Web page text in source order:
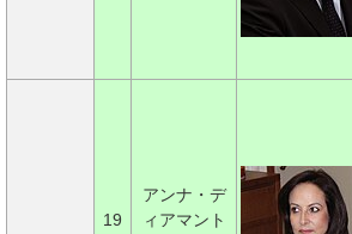
19
アンナ・デ
ィアマント